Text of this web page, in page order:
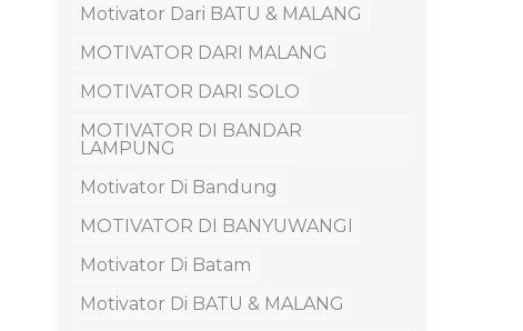
Motivator Dari BATU & MALANG
MOTIVATOR DARI MALANG
MOTIVATOR DARI SOLO
MOTIVATOR DI BANDAR
LAMPUNG
Motivator Di Bandung
MOTIVATOR DI BANYUWANGI
Motivator Di Batam
Motivator Di BATU & MALANG